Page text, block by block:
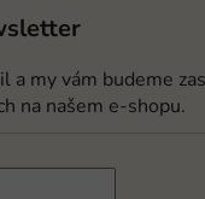
a my vám budeme
na našem e-shopu.